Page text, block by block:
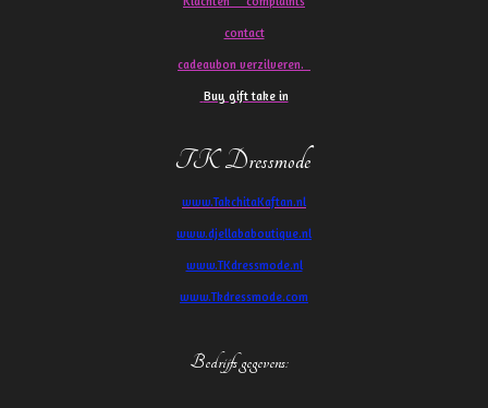
contact
cadeaubon verzilveren.
Buy gift take in
TK Dressmode
www.TakchitaKaftan.nl
www.djellababoutique.nl
www.TKdressmode.nl
www.Tkdressmode.com
Bedrijfs gegevens: